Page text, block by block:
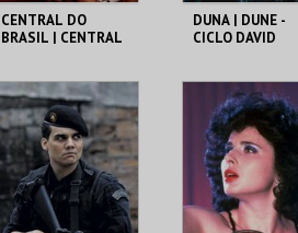
CENTRAL DO
BRASIL | CENTRAL
BRASIL
CAPITÓLIO.
MAIS INFO
COMPRAR
DUNA | DUNE -
CICLO DAVID
CAPITÓLIO.
MAIS INFO
COMPRAR